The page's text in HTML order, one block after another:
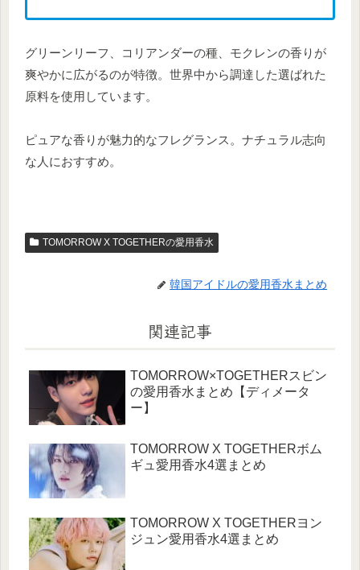
グリーンリーフ、コリアンダーの種、モクレンの香りが
爽やかに広がるのが特徴。世界中から調達した選ばれた
原料を使用しています。
ピュアな香りが魅力的なフレグランス。ナチュラル志向
な人におすすめ。
TOMORROW X TOGETHERの愛用香水
韓国アイドルの愛用香水まとめ
関連記事
TOMORROW×TOGETHERスビン
の愛用香水まとめ【ディメータ
ー】
TOMORROW X TOGETHERボム
ギュ愛用香水4選まとめ
TOMORROW X TOGETHERヨン
ジュン愛用香水4選まとめ